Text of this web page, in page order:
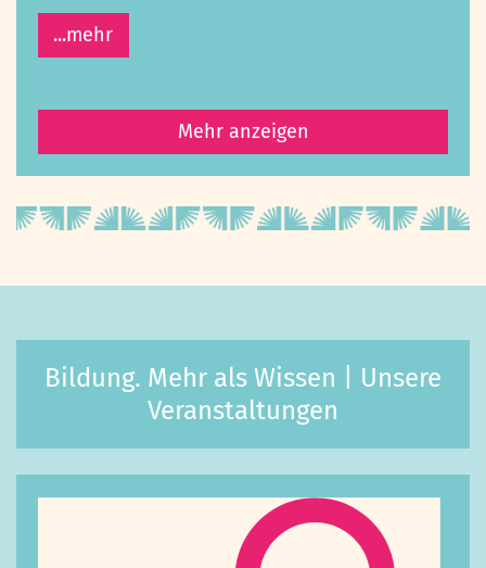
...mehr
Mehr anzeigen
Bildung. Mehr als Wissen | Unsere
Veranstaltungen